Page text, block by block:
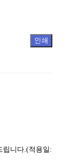
인쇄
립니다.(적용일: